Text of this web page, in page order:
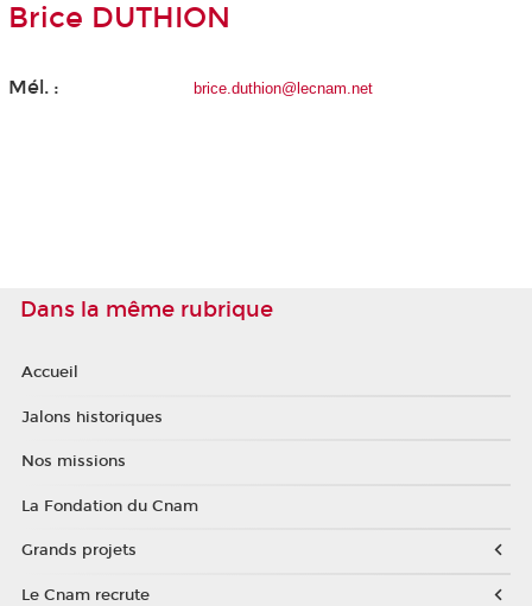
Brice DUTHION
Mél. : brice.duthion@lecnam.net
Dans la même rubrique
Accueil
Jalons historiques
Nos missions
La Fondation du Cnam
Grands projets
Le Cnam recrute